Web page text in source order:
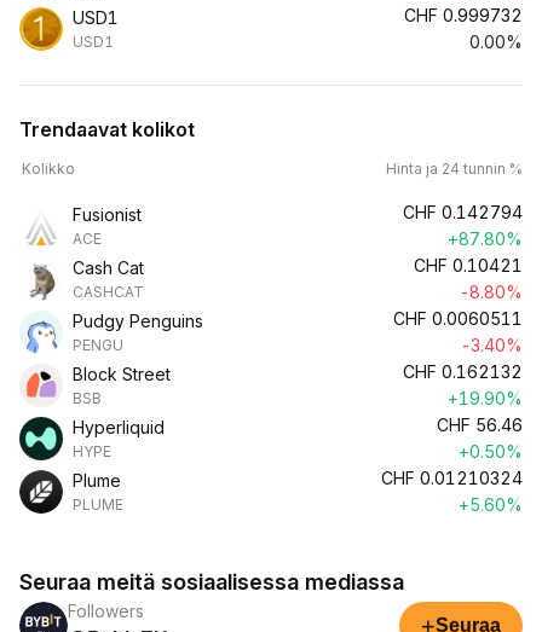
USD1
USD1
CHF 0.999732
0.00%
Trendaavat kolikot
Kolikko Hinta ja 24 tunnin %
Fusionist
ACE
CHF 0.142794
+87.80%
Cash Cat
CASHCAT
CHF 0.10421
-8.80%
Pudgy Penguins
PENGU
CHF 0.0060511
-3.40%
Block Street
BSB
CHF 0.162132
+19.90%
Hyperliquid
HYPE
CHF 56.46
+0.50%
Plume
PLUME
CHF 0.01210324
+5.60%
Seuraa meitä sosiaalisessa mediassa
Followers
+Seuraa